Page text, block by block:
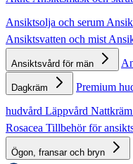
Ansiktsolja och serum
Ansiktsvatten och mist
Ansiktsvård för män
Dagkräm Premium
hudvård Läppvård Nattkräm
Rosacea Tillbehör för
Ögon, fransar och bryn